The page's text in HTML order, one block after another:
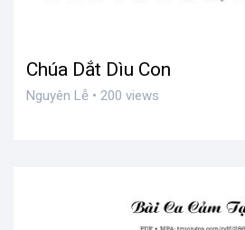
Chúa Dắt Dìu Con
Nguyên Lễ • 200 views